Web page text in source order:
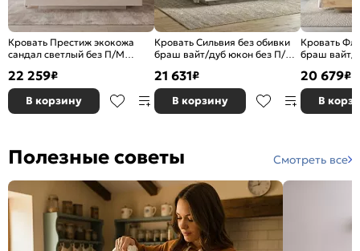
Кровать Престиж экокожа
сандал светлый без П/М
основание, изголовье мягкое
22 259₽
В корзину
Кровать Сильвия без обивки
браш вайт/дуб юкон без П/М
основание, изголовье жесткое
21 631₽
В корзину
Кровать
браш вайт/
изголовье
20 679₽
В
Полезные советы Смотреть все